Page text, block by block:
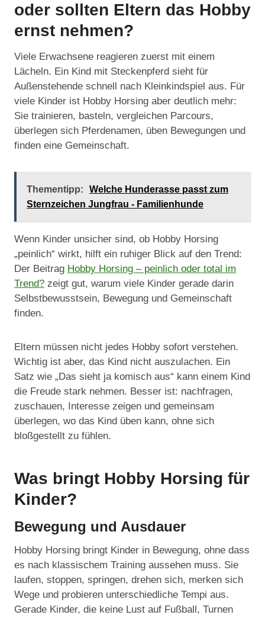
oder sollten Eltern das Hobby
ernst nehmen?
Viele Erwachsene reagieren zuerst mit einem
Lächeln. Ein Kind mit Steckenpferd sieht für
Außenstehende schnell nach Kleinkindspiel aus. Für
viele Kinder ist Hobby Horsing aber deutlich mehr:
Sie trainieren, basteln, vergleichen Parcours,
überlegen sich Pferdenamen, üben Bewegungen und
finden eine Gemeinschaft.
Thementipp:
Welche Hunderasse passt zum
Sternzeichen Jungfrau - Familienhunde
Wenn Kinder unsicher sind, ob Hobby Horsing
„peinlich“ wirkt, hilft ein ruhiger Blick auf den Trend:
Der Beitrag Hobby Horsing – peinlich oder total im
Trend? zeigt gut, warum viele Kinder gerade darin
Selbstbewusstsein, Bewegung und Gemeinschaft
finden.
Eltern müssen nicht jedes Hobby sofort verstehen.
Wichtig ist aber, das Kind nicht auszulachen. Ein
Satz wie „Das sieht ja komisch aus“ kann einem Kind
die Freude stark nehmen. Besser ist: nachfragen,
zuschauen, Interesse zeigen und gemeinsam
überlegen, wo das Kind üben kann, ohne sich
bloßgestellt zu fühlen.
Was bringt Hobby Horsing für
Kinder?
Bewegung und Ausdauer
Hobby Horsing bringt Kinder in Bewegung, ohne dass
es nach klassischem Training aussehen muss. Sie
laufen, stoppen, springen, drehen sich, merken sich
Wege und probieren unterschiedliche Tempi aus.
Gerade Kinder, die keine Lust auf Fußball, Turnen